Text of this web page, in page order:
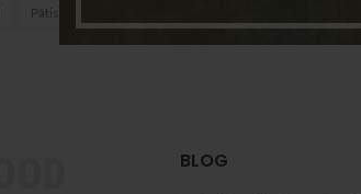
Pâtisserie
BLOG